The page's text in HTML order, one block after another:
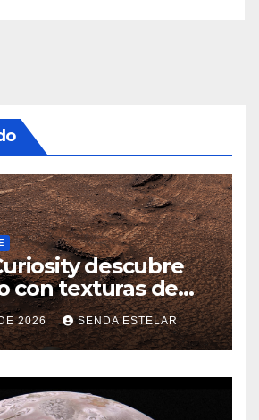
descubre
con texturas de
2026 SENDA ESTELAR